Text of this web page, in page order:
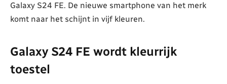
Galaxy S24 FE. De nieuwe smartphone van het merk
komt naar het schijnt in vijf kleuren.
Galaxy S24 FE wordt kleurrijk
toestel